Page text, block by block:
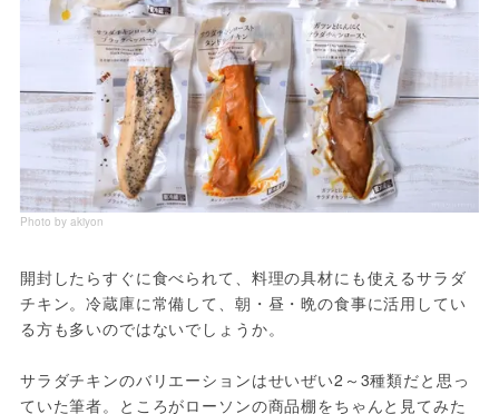
Photo by akiyon
開封したらすぐに食べられて、料理の具材にも使えるサラダ
チキン。冷蔵庫に常備して、朝・昼・晩の食事に活用してい
る方も多いのではないでしょうか。
サラダチキンのバリエーションはせいぜい2～3種類だと思っ
ていた筆者。ところがローソンの商品棚をちゃんと見てみた